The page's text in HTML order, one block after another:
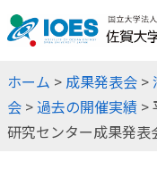
ホーム > 成果発表会 >
会 >過去の開催実績 >
研究センター成果発表